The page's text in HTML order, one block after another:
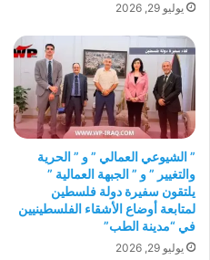
يوليو 29, 2026
” الشيوعي العمالي ” و ” الحرية
والتغيير ” و ” الجبهة العمالية ”
يلتقون سفيرة دولة فلسطين
لمتابعة أوضاع الأشقاء الفلسطينيين
في “مدينة الطب”
يوليو 29, 2026